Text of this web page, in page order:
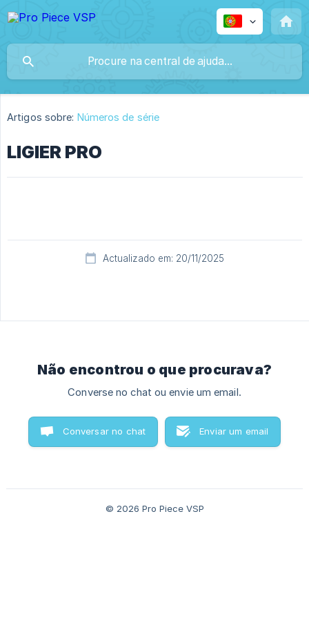
Artigos sobre: Números de série
LIGIER PRO
Actualizado em: 20/11/2025
Não encontrou o que procurava?
Converse no chat ou envie um email.
Conversar no chat Enviar um email
© 2026 Pro Piece VSP